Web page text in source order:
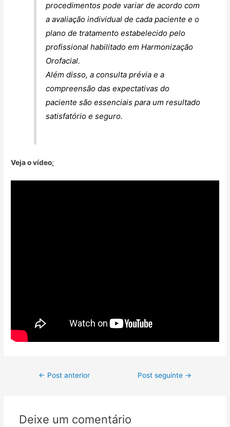
procedimentos pode variar de acordo com
a avaliação individual de cada paciente e o
plano de tratamento estabelecido pelo
profissional habilitado em Harmonização
Orofacial.
Além disso, a consulta prévia e a
compreensão das expectativas do
paciente são essenciais para um resultado
satisfatório e seguro.
Veja o vídeo:
← Post anterior Post seguinte →
Deixe um comentário